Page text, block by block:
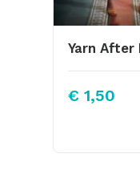
€ 1,50